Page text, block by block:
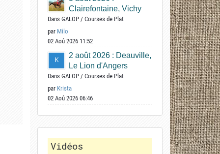
Clairefontaine, Vichy
Dans GALOP / Courses de Plat
par Milo
02 Aoû 2026 11:52
2 août 2026 : Deauville,
Le Lion d'Angers
Dans GALOP / Courses de Plat
par Krista
02 Aoû 2026 06:46
Vidéos